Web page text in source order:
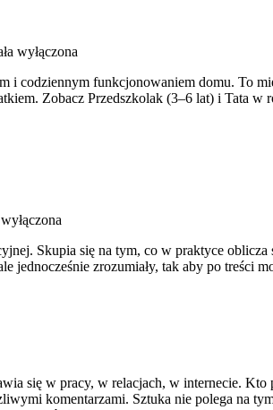
wyłączona
i codziennym funkcjonowaniem domu. To
Zobacz Przedszkolak (3–6 lat) i Tata
Skupia się na tym, co w praktyce
jednocześnie zrozumiały, tak aby po treści
się w pracy, w relacjach, w internecie.
komentarzami. Sztuka nie polega na